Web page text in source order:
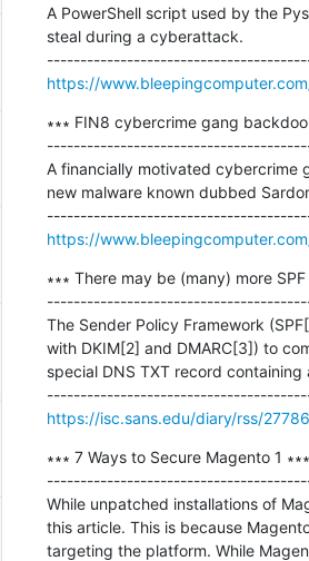
A PowerShell script used by the
steal during a cyberattack.
https://
∗∗∗ FIN8 cybercrime gang
A financially motivated cybercrime
new malware known dubbed
https://
∗∗∗ There may be (many) more
The Sender Policy Framework
with DKIM[2] and DMARC[3]) to
special DNS TXT record
https://isc.sans.edu/diary/rss/27786
∗∗∗ 7 Ways to Secure Magento 1 ∗∗∗
While unpatched installations of
this article. This is because
targeting the platform. While